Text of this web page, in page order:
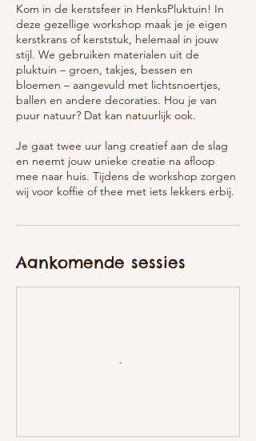
Kom in de kerstsfeer in HenksPluktuin! In
deze gezellige workshop maak je je eigen
kerstkrans of kerststuk, helemaal in jouw
stijl. We gebruiken materialen uit de
pluktuin – groen, takjes, bessen en
bloemen – aangevuld met lichtsnoertjes,
ballen en andere decoraties. Hou je van
puur natuur? Dat kan natuurlijk ook.
Je gaat twee uur lang creatief aan de slag
en neemt jouw unieke creatie na afloop
mee naar huis. Tijdens de workshop zorgen
wij voor koffie of thee met iets lekkers erbij.
Aankomende sessies